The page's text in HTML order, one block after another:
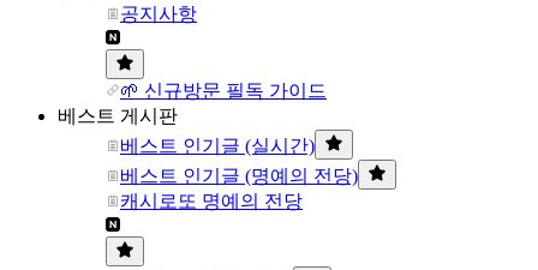
공지사항
🌱 신규방문 필독 가이드
베스트 게시판
베스트 인기글 (실시간)
베스트 인기글 (명예의 전당)
캐시로또 명예의 전당